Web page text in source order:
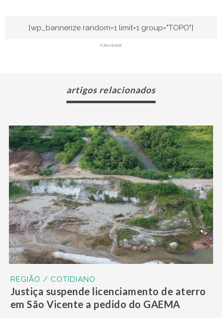
[wp_bannerize random=1 limit=1 group="TOPO"]
PUBLICIDADE
artigos relacionados
REGIÃO / COTIDIANO
Justiça suspende licenciamento de aterro
em São Vicente a pedido do GAEMA